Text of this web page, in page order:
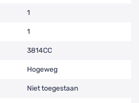
1
1
3814CC
Hogeweg
Niet toegestaan